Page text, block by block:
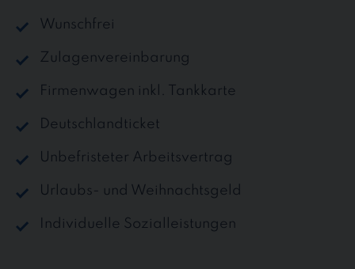
Wunschfrei
Zulagenvereinbarung
Firmenwagen inkl. Tankkarte
Deutschlandticket
Unbefristeter Arbeitsvertrag
Urlaubs- und Weihnachtsgeld
Individuelle Sozialleistungen